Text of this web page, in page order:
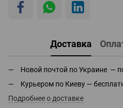
Доставка
Новой почтой по Украине —
Курьером по Киеву —
Подробнее о доставке